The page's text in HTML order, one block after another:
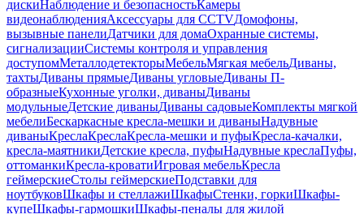
дискиНаблюдение и безопасностьКамеры
видеонаблюденияАксессуары для CCTVДомофоны,
вызывные панелиДатчики для домаОхранные системы,
сигнализацииСистемы контроля и управления
доступомМеталлодетекторыМебельМягкая мебельДиваны,
тахтыДиваны прямыеДиваны угловыеДиваны П-
образныеКухонные уголки, диваныДиваны
модульныеДетские диваныДиваны садовыеКомплекты мягкой
мебелиБескаркасные кресла-мешки и диваныНадувные
диваныКреслаКреслаКресла-мешки и пуфыКресла-качалки,
кресла-маятникиДетские кресла, пуфыНадувные креслаПуфы,
оттоманкиКресла-кроватиИгровая мебельКресла
геймерскиеСтолы геймерскиеПодставки для
ноутбуковШкафы и стеллажиШкафыСтенки, горкиШкафы-
купеШкафы-гармошкиШкафы-пеналы для жилой